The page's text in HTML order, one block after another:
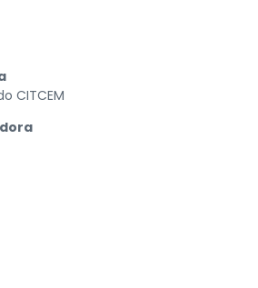
CITCEM